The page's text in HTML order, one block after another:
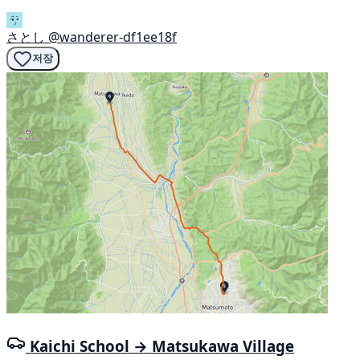
さとし @wanderer-df1ee18f
저장
Kaichi School → Matsukawa Village